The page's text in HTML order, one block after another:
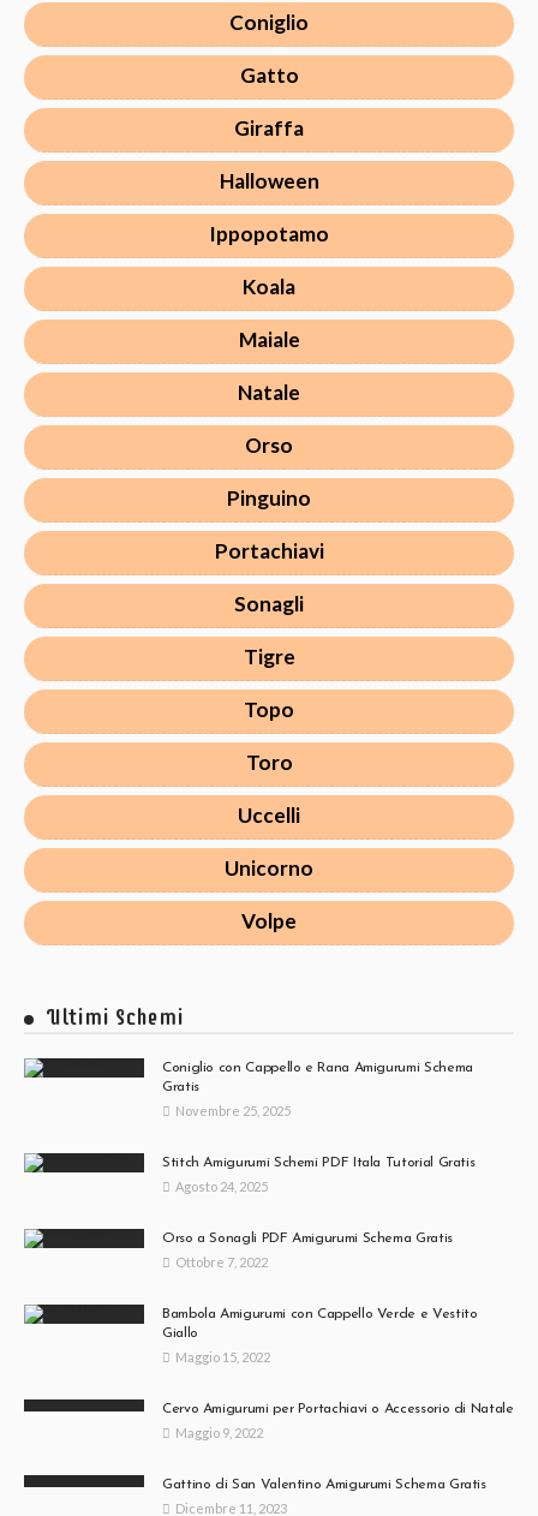
Coniglio
Gatto
Giraffa
Halloween
Ippopotamo
Koala
Maiale
Natale
Orso
Pinguino
Portachiavi
Sonagli
Tigre
Topo
Toro
Uccelli
Unicorno
Volpe
Ultimi Schemi
Coniglio con Cappello e Rana Amigurumi Schema
Gratis
Novembre 25, 2025
Stitch Amigurumi Schemi PDF Itala Tutorial Gratis
Agosto 24, 2025
Orso a Sonagli PDF Amigurumi Schema Gratis
Ottobre 7, 2022
Bambola Amigurumi con Cappello Verde e Vestito
Giallo
Maggio 15, 2022
Cervo Amigurumi per Portachiavi o Accessorio di Natale
Maggio 9, 2022
Gattino di San Valentino Amigurumi Schema Gratis
Dicembre 11, 2023